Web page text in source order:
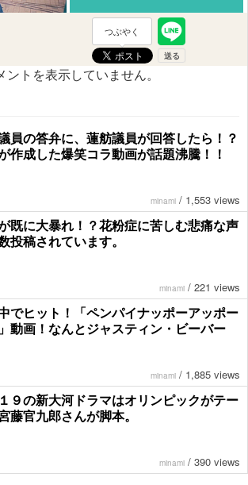
つぶやく
トを表示していません。
員の答弁に、蓮舫議員が回答したら！？
作成した爆笑コラ動画が話題沸騰！！
minami / 1,553 views
既に大暴れ！？花粉症に苦しむ悲痛な声
投稿されています。
minami / 221 views
でヒット！「ペンパイナッポーアッポー
動画！なんとジャスティン・ビーバー
minami / 1,885 views
９の新大河ドラマはオリンピックがテー
藤官九郎さんが脚本。
minami / 390 views